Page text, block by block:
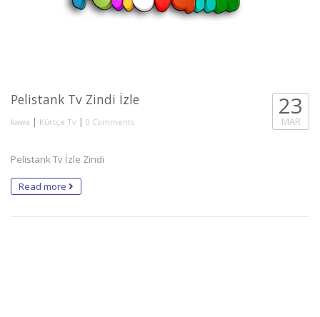
Pelistank Tv Zindi İzle
kawa | Kürtçe Tv | 0 Comments
23
MAR
Pelistank Tv İzle Zindi
Read more